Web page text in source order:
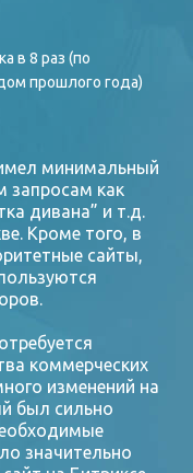
в 8 раз (по
прошлого года)
минимальный
запросам как
дивана” и т.д.
Кроме того, в
сайты,
коммерческих
изменений на
был сильно
значительно